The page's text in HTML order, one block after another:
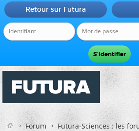
Retour sur Futura
Forum
Futura-Sciences : les